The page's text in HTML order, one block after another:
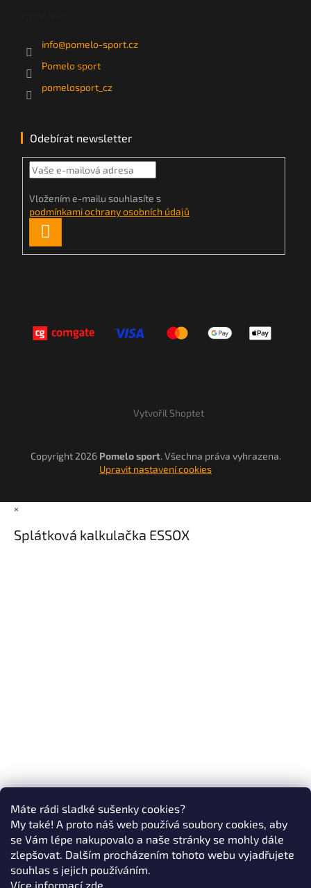
Máte rádi sladké sušenky cookies?
My také! A proto náš web používá soubory cookies, aby
se Vám lépe nakupovalo a naše stránky se mohly dále
zlepšovat. Dalším procházením tohoto webu vyjadřujete
souhlas s jejich používáním.
Více informacízde
info@pomelo-sport.cz
Pomelo sport
pomelosport_cz
Odebírat newsletter
Vložením e-mailu souhlasíte s
podmínkami ochrany osobních údajů
SE
Vytvořil Shoptet
Copyright 2026 Pomelo sport. Všechna práva vyhrazena.
Upravit nastavení cookies
×
Splátková kalkulačka ESSOX